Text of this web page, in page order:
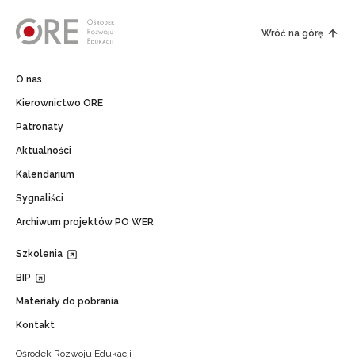
Wróć na górę
O nas
Kierownictwo ORE
Patronaty
Aktualności
Kalendarium
Sygnaliści
Archiwum projektów PO WER
Szkolenia
BIP
Materiały do pobrania
Kontakt
Ośrodek Rozwoju Edukacji